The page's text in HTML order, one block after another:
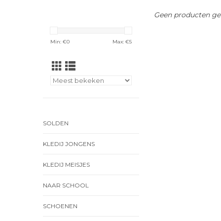
Min: €0 Max: €5
SOLDEN
KLEDIJ JONGENS
KLEDIJ MEISJES
NAAR SCHOOL
SCHOENEN
Geen producten